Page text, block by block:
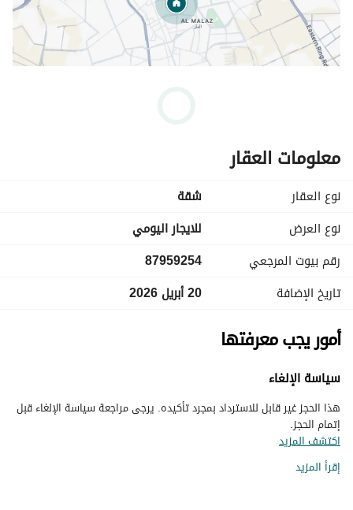
معلومات العقار
نوع العقار
شقة
نوع العرض
للايجار اليومي
رقم بيوت المرجعي
87959254
تاريخ الإضافة
20 أبريل 2026
أمور يجب معرفتها
سياسة الإلغاء
هذا الحجز غير قابل للاسترداد بمجرد تأكيده. يرجى مراجعة سياسة الإلغاء قبل
إتمام الحجز.
اكتشف المزيد
إقرأ المزيد